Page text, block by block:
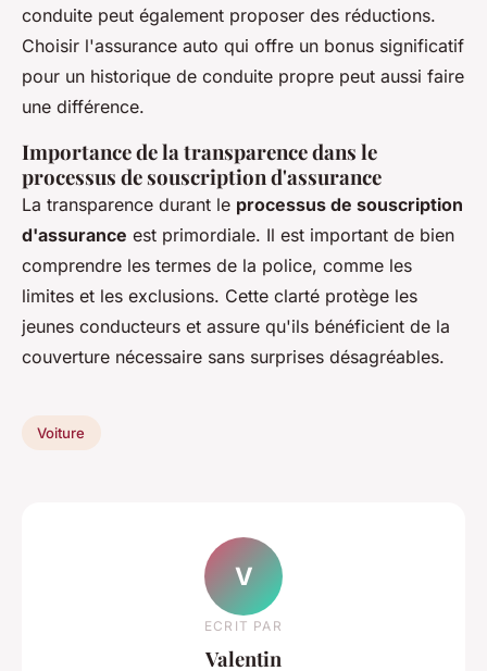
conduite peut également proposer des réductions.
Choisir l'assurance auto qui offre un bonus significatif
pour un historique de conduite propre peut aussi faire
une différence.
Importance de la transparence dans le
processus de souscription d'assurance
La transparence durant le processus de souscription
d'assurance est primordiale. Il est important de bien
comprendre les termes de la police, comme les
limites et les exclusions. Cette clarté protège les
jeunes conducteurs et assure qu'ils bénéficient de la
couverture nécessaire sans surprises désagréables.
Voiture
V
ECRIT PAR
Valentin